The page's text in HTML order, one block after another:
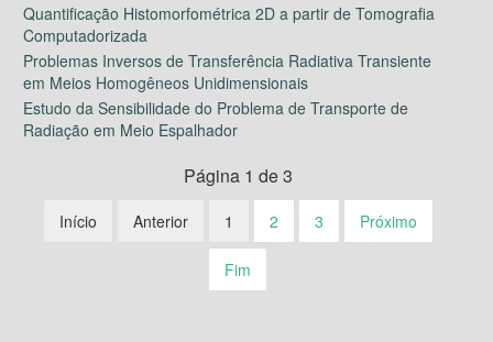
Quantificação Histomorfométrica 2D a partir de Tomografia
Computadorizada
Problemas Inversos de Transferência Radiativa Transiente
em Meios Homogêneos Unidimensionais
Estudo da Sensibilidade do Problema de Transporte de
Radiação em Meio Espalhador
Página 1 de 3
Início Anterior 1 2 3 Próximo
Fim